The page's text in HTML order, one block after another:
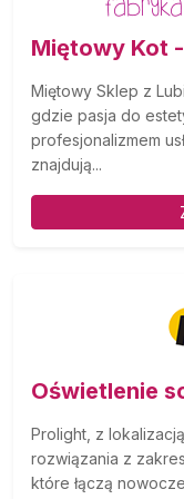
Miętowy Kot
Miętowy Sklep z
gdzie pasja do
profesjonalizmem
znajdują...
Oświetlenie
Prolight, z
rozwiązania z
które łączą